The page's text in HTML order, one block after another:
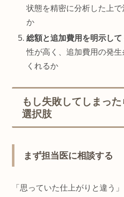
状態を精密に分析した上
か
総額と追加費用を明示し
性が高く、追加費用の発
くれるか
もし失敗してしまっ
選択肢
まず担当医に相談する
「思っていた仕上がりと違う